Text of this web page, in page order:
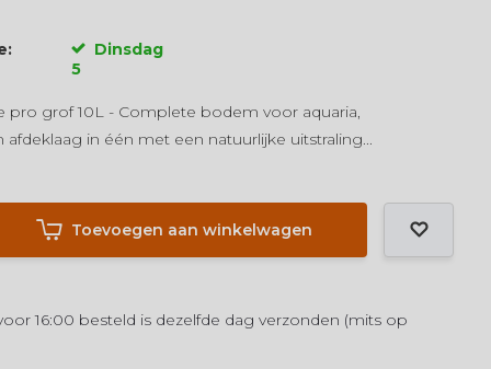
Dinsdag
5
pro grof 10L - Complete bodem voor aquaria,
in één met een natuurlijke uitstraling...
Toevoegen aan winkelwagen
16:00 besteld is dezelfde dag verzonden (mits op